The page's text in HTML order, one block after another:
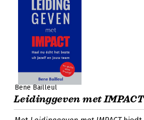
Bene Bailleul
Leidinggeven met IMPACT